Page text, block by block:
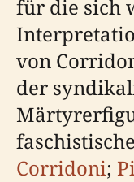
für die sich
von
der
Corridoni;